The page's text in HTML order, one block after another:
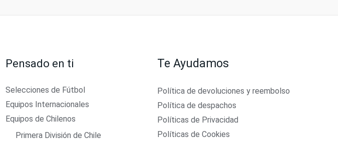
Pensado en ti
Selecciones de Fútbol
Equipos Internacionales
Equipos de Chilenos
Primera División de Chile
Te Ayudamos
Política de devoluciones y reembolso
Política de despachos
Políticas de Privacidad
Políticas de Cookies